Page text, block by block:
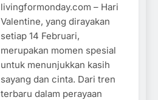
livingformonday.com – Hari
Valentine, yang dirayakan
setiap 14 Februari,
merupakan momen spesial
untuk menunjukkan kasih
sayang dan cinta. Dari tren
terbaru dalam perayaan